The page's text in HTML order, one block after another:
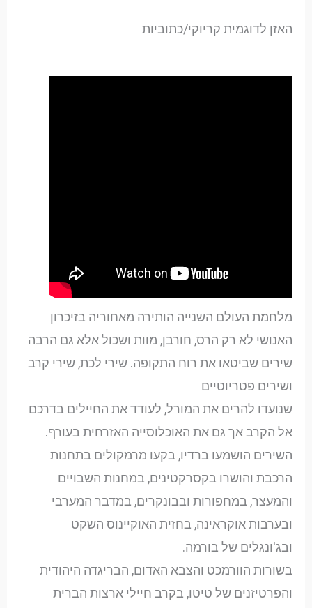
האזן לדוגמית קריוקי/כתוביות
מלחמת העולם השנייה הותירה מאחוריה בזיכרון
האנושי לא רק הרס, חורבן, מוות ושכול אלא גם הרבה
שירים שביטאו את רוח התקופה. שירי לכת, שירי קרב
ושירים פטריוטיים
שנועדו להרים את המורל, לעודד את החיילים בדרכם
אל הקרב אך גם את האוכלוסייה האזרחית בעורף.
השירים הושמעו ברדיו, בקעו מרמקולים בתחנות
הרכבת והושרו בקסרקטינים, במחנות השבויים
והמעצר, במחפורות ובבונקרים, במדבר המערבי
ובערבות אוקראינה, בחזית האוקיינוס השקט
ובג'ונגלים של בורמה.
בשורות הוורמכט והצבא האדום, הבריגדה היהודית
והפרטיזנים של טיטו, בקרב חיילי ארצות הברית